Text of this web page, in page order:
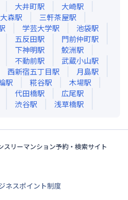
大井町駅 大崎駅
大森駅 三軒茶屋駅
学芸大学駅 池袋駅
五反田駅 門前仲町駅
下神明駅 鮫洲駅
不動前駅 武蔵小山駅
西新宿五丁目駅 月島駅
駅 糀谷駅 木場駅
代田橋駅 広尾駅
渋谷駅 浅草橋駅
スリーマンション予約・検索サイト
ネスポイント制度